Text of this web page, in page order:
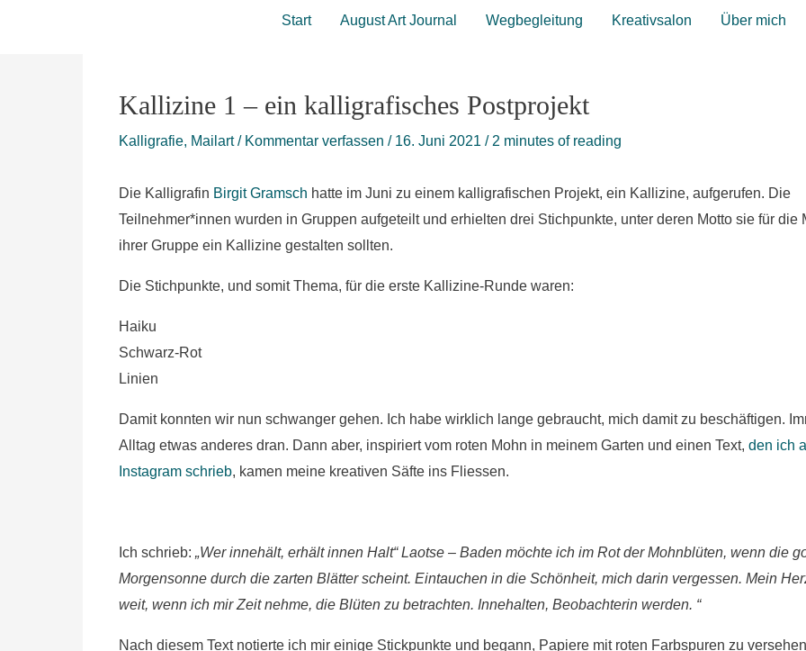
Start August Art Journal Wegbegleitung Kreativsalon Über mich
Kallizine 1 – ein kalligrafisches Postprojekt
Kalligrafie, Mailart/ Kommentar verfassen / 16. Juni 2021 / 2 minutes of reading
Die Kalligrafin Birgit Gramsch hatte im Juni zu einem kalligrafischen Projekt, ein Kallizine, aufgerufen. Die
Teilnehmer*innen wurden in Gruppen aufgeteilt und erhielten drei Stichpunkte, unter deren Motto sie für die
ihrer Gruppe ein Kallizine gestalten sollten.
Die Stichpunkte, und somit Thema, für die erste Kallizine-Runde waren:
Haiku
Schwarz-Rot
Linien
Damit konnten wir nun schwanger gehen. Ich habe wirklich lange gebraucht, mich damit zu beschäftigen.
Alltag etwas anderes dran. Dann aber, inspiriert vom roten Mohn in meinem Garten und einen Text, den ich
Instagram schrieb, kamen meine kreativen Säfte ins Fliessen.
Ich schrieb: „Wer innehält, erhält innen Halt“ Laotse – Baden möchte ich im Rot der Mohnblüten, wenn die
Morgensonne durch die zarten Blätter scheint. Eintauchen in die Schönheit, mich darin vergessen. Mein
weit, wenn ich mir Zeit nehme, die Blüten zu betrachten. Innehalten, Beobachterin werden. “
Nach diesem Text notierte ich mir einige Stickpunkte und begann, Papiere mit roten Farbspuren zu